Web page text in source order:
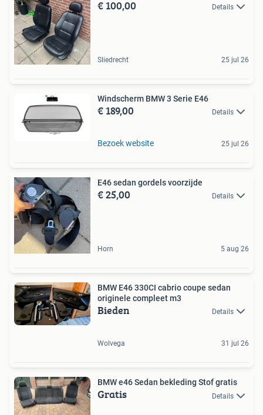
€ 100,00 Details
Sliedrecht 25 jul 26
Windscherm BMW 3 Serie E46
€ 189,00 Details
Bezoek website 25 jul 26
E46 sedan gordels voorzijde
€ 25,00 Details
Horn 5 aug 26
BMW E46 330CI cabrio coupe sedan
originele compleet m3
Bieden Details
Wolvega 31 jul 26
BMW e46 Sedan bekleding Stof gratis
Gratis Details